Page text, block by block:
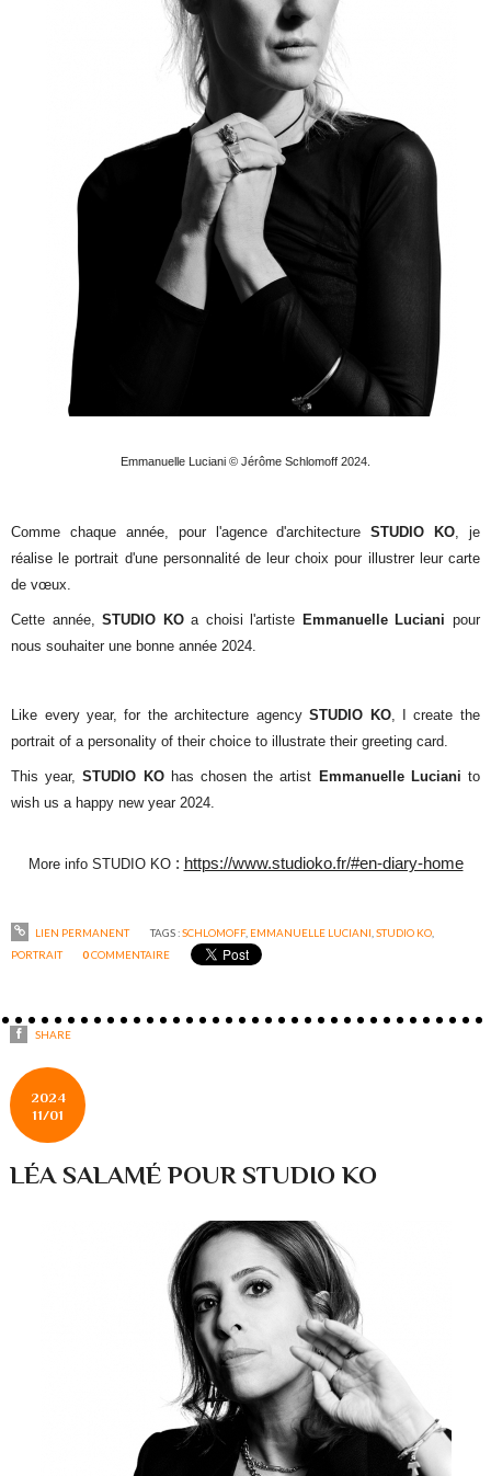
Emmanuelle Luciani © Jérôme Schlomoff 2024.
Comme chaque année, pour l'agence d'architectureSTUDIO KO , je
réalise le portrait d'une personnalité de leur choix pour illustrer leur carte
de vœux.
Cette année,STUDIO KOa choisi l'artiste Emmanuelle Luciani pour
nous souhaiter une bonne année 2024.
Like every year, for the architecture agencySTUDIO KO, I create the
portrait of apersonality of their choice toillustrate their greeting card.
This year,STUDIO KOhas chosen the artist Emmanuelle Luciani to
wish usa happy new year 2024.
More info STUDIO KO: https://www.studioko.fr/#en-diary-home
LIEN PERMANENT TAGS :SCHLOMOFF, EMMANUELLE LUCIANI STUDIO KO,
PORTRAIT
0COMMENTAIRE
SHARE
2024
11/01
LÉA SALAMÉ POUR STUDIO KO